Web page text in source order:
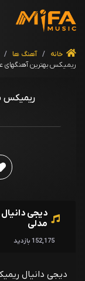
خانه / آهنگ ها /
ریمیکس بهترین آهنگهای
ریمیکس
دیجی
مدلی
152,175 بازدید
دیجی دانیال